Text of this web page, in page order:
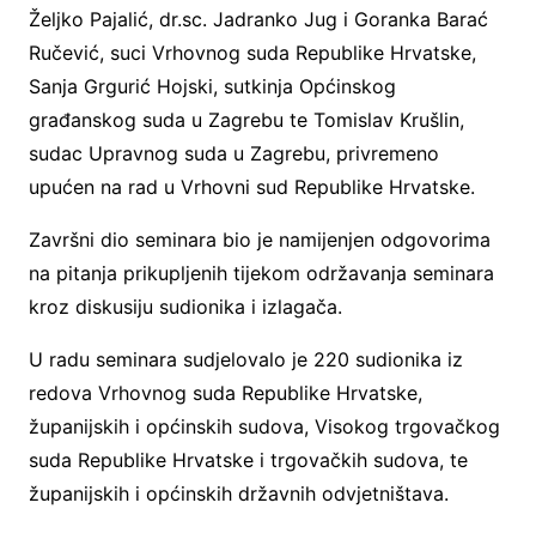
Željko Pajalić, dr.sc. Jadranko Jug i Goranka Barać
Ručević, suci Vrhovnog suda Republike Hrvatske,
Sanja Grgurić Hojski, sutkinja Općinskog
građanskog suda u Zagrebu te Tomislav Krušlin,
sudac Upravnog suda u Zagrebu, privremeno
upućen na rad u Vrhovni sud Republike Hrvatske.
Završni dio seminara bio je namijenjen odgovorima
na pitanja prikupljenih tijekom održavanja seminara
kroz diskusiju sudionika i izlagača.
U radu seminara sudjelovalo je 220 sudionika iz
redova Vrhovnog suda Republike Hrvatske,
županijskih i općinskih sudova, Visokog trgovačkog
suda Republike Hrvatske i trgovačkih sudova, te
županijskih i općinskih državnih odvjetništava.